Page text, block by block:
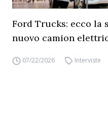
Ford Trucks: ecco la
nuovo camion
07/22/2026 Interviste